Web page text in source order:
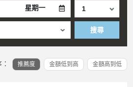
星期一
搜尋
推薦度 金額低到高 金額高到低